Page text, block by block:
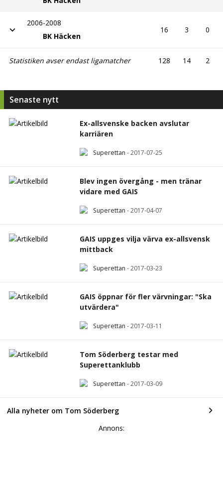
2006-2008
BK Häcken
16 3 0
Statistiken avser endast ligamatcher 128 14 2
Senaste nytt
Ex-allsvenske backen avslutar
karriären
Superettan -2017-07-25
Blev ingen övergång - men tränar
vidare med GAIS
Superettan -2017-04-07
GAIS uppges vilja värva ex-allsvensk
mittback
Superettan -2017-03-23
GAIS öppnar för fler värvningar: "Ska
utvärdera"
Superettan -2017-03-11
Tom Söderberg testar med
Superettanklubb
Superettan -2017-03-09
Alla nyheter om Tom Söderberg
Annons: